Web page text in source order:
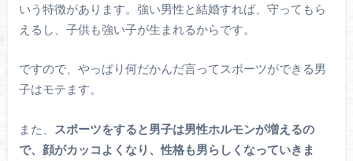
いう特徴があります。強い男性と結婚すれば、守ってもら
えるし、子供も強い子が生まれるからです。
ですので、やっぱり何だかんだ言ってスポーツができる男
子はモテます。
また、
スポーツをすると男子は男性ホルモンが増えるの
で、顔がカッコよくなり、性格も男らしくなっていきま